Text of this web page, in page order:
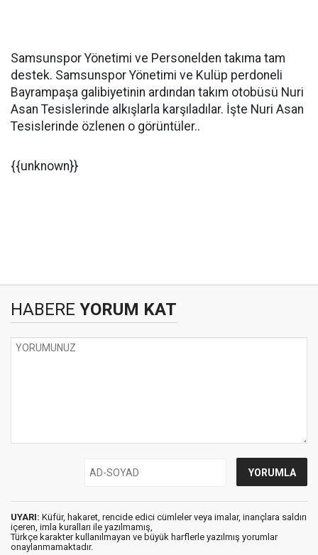
Samsunspor Yönetimi ve Personelden takıma tam
destek. Samsunspor Yönetimi ve Kulüp perdoneli
Bayrampaşa galibiyetinin ardından takım otobüsü Nuri
Asan Tesislerinde alkışlarla karşıladılar. İşte Nuri Asan
Tesislerinde özlenen o görüntüler..
{{unknown}}
HABERE YORUM KAT
UYARI: Küfür, hakaret, rencide edici cümleler veya imalar, inançlara saldırı
içeren, imla kuralları ile yazılmamış,
Türkçe karakter kullanılmayan ve büyük harflerle yazılmış yorumlar
onaylanmamaktadır.